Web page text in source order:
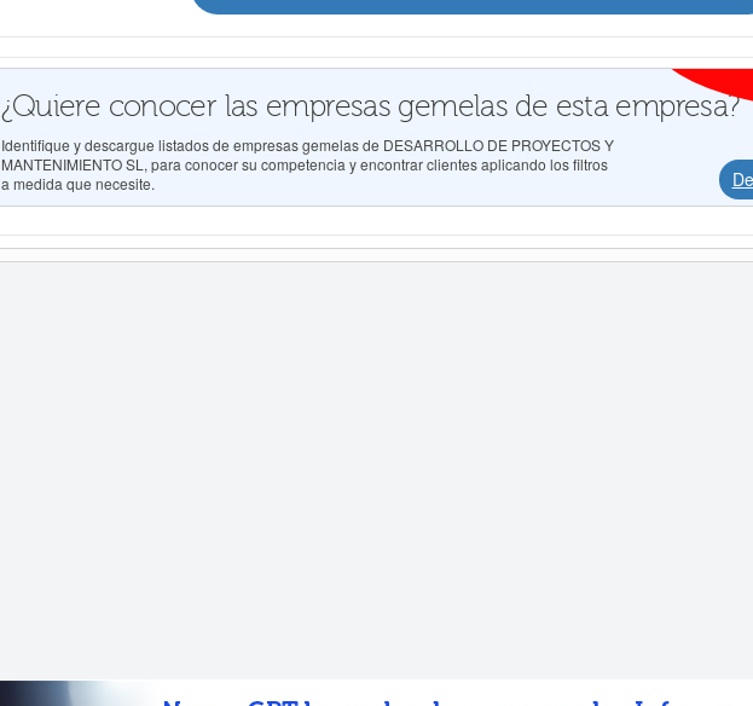
¿Quiere conocer las empresas gemelas de esta empresa?
Identifique y descargue listados de empresas gemelas de DESARROLLO DE PROYECTOS Y
MANTENIMIENTO SL, para conocer su competencia y encontrar clientes aplicando los filtros
a medida que necesite.